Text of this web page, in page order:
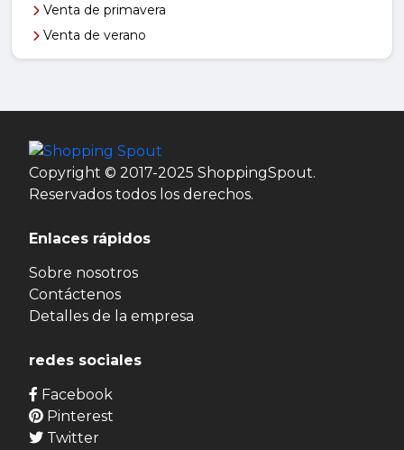
Venta de primavera
Venta de verano
Copyright © 2017-2025 ShoppingSpout.
Reservados todos los derechos.
Enlaces rápidos
Sobre nosotros
Contáctenos
Detalles de la empresa
redes sociales
Facebook
Pinterest
Twitter